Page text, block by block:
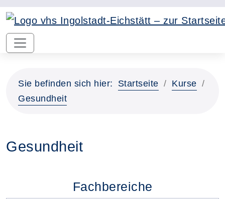
Sie befinden sich hier: Startseite
Kurse
Gesundheit
Gesundheit
Fachbereiche